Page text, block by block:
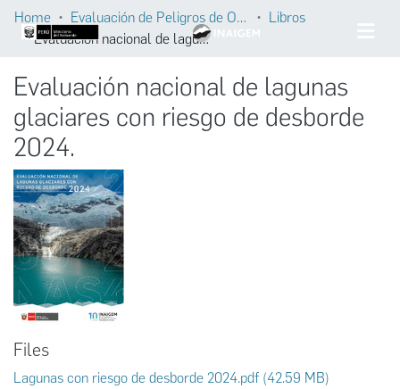
Home Evaluación de Peligros de Origen Glaciar
Libros
Evaluación nacional de lagunas glaciares con riesgo de desborde 2024.
Evaluación nacional de lagunas
glaciares con riesgo de desborde
2024.
Files
Lagunas con riesgo de desborde 2024.pdf (42.59 MB)